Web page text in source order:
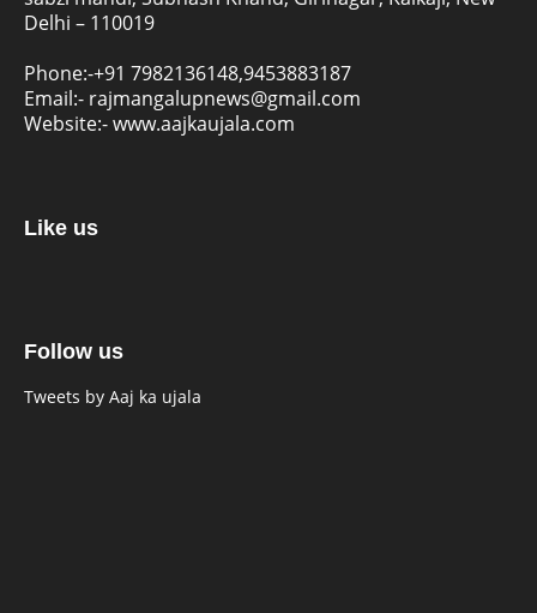
Delhi – 110019
Phone:-+91 7982136148,9453883187
Email:- rajmangalupnews@gmail.com
Website:-www.aajkaujala.com
Like us
Follow us
Tweets by Aaj ka ujala